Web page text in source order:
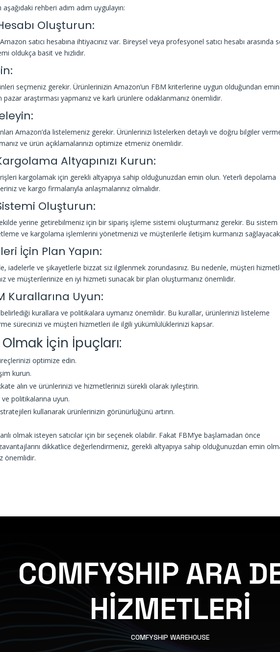
aşağıdaki rehberi adım adım uygulayın:
Oluşturun:
satıcı hesabına ihtiyacınız var. Bireysel veya profesyonel satıcı hesabı arasında
oldukça basit ve hızlıdır.
seçmeniz gerekir. Ürünlerinizin Amazon’un FBM kriterlerine uygun olduğundan emin
araştırması yapmanız ve karlı ürünlere odaklanmanız önemlidir.
Amazon’da listelemeniz gerekir. Ürünlerinizi listelerken detaylı ve doğru bilgiler
ve ürün açıklamalarınızı optimize etmeniz önemlidir.
Altyapınızı Kurun:
kargolamak için gerekli altyapıya sahip olduğunuzdan emin olun. Yeterli depolama
ve kargo firmalarıyla anlaşmalarınız olmalıdır.
Oluşturun:
yerine getirebilmeniz için bir sipariş işleme sistemi oluşturmanız gerekir. Bu sistem
ve kargolama işlemlerini yönetmenizi ve müşterilerle iletişim kurmanızı
İçin Plan Yapın:
iadelerle ve şikayetlerle bizzat siz ilgilenmek zorundasınız. Bu nedenle, müşteri
ve müşterilerinize en iyi hizmeti sunacak bir plan oluşturmanız önemlidir.
Kurallarına Uyun:
belirlediği kurallara ve politikalara uymanız önemlidir. Bu kurallar, ürünlerinizi listeleme
sürecinizi ve müşteri hizmetleri ile ilgili yükümlülüklerinizi kapsar.
Olmak İçin İpuçları:
optimize edin.
kurun.
alın ve ürünlerinizi ve hizmetlerinizi sürekli olarak iyileştirin.
politikalarına uyun.
kullanarak ürünlerinizin görünürlüğünü artırın.
olmak isteyen satıcılar için bir seçenek olabilir. Fakat FBM’ye başlamadan önce
dikkatlice değerlendirmeniz, gerekli altyapıya sahip olduğunuzdan emin
önemlidir.
COMFYSHIP ARA
HİZMETLERİ
COMFYSHIP WAREHOUSE